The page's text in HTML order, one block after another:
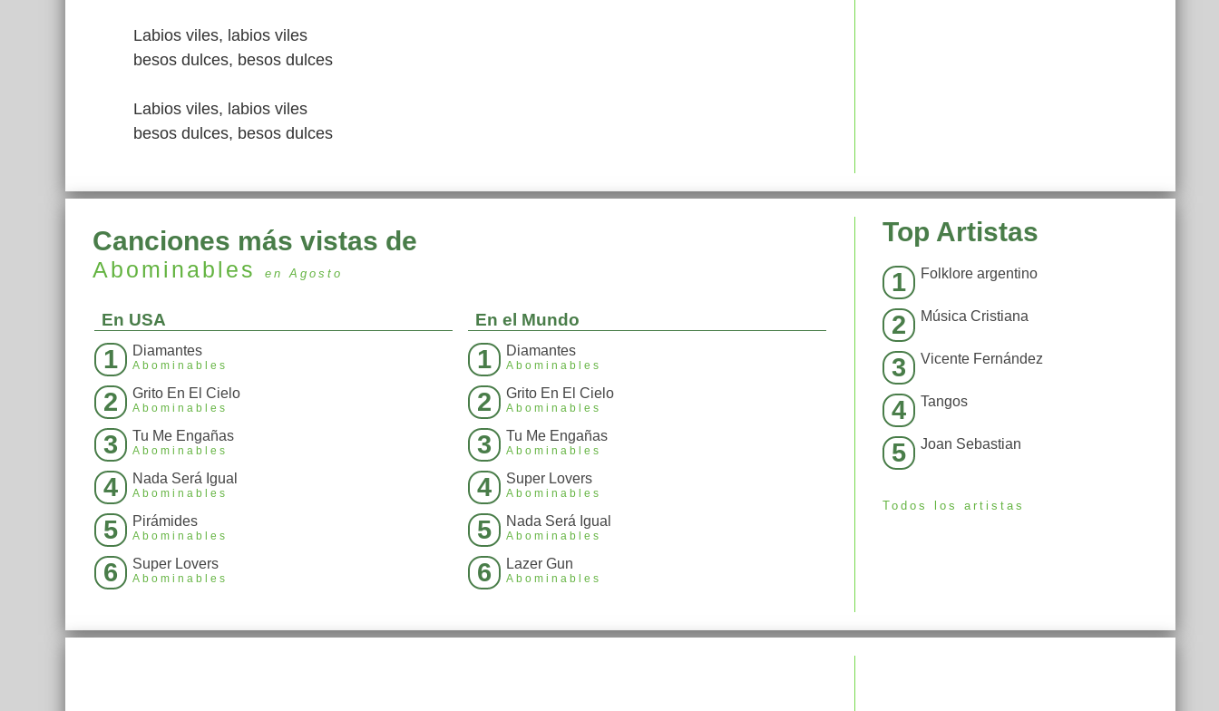
Labios viles, labios viles
besos dulces, besos dulces
Labios viles, labios viles
besos dulces, besos dulces
Canciones más vistas de
Abominables en Agosto
En USA
1 Diamantes
Abominables
2 Grito En El Cielo
Abominables
3 Tu Me Engañas
Abominables
4 Nada Será Igual
Abominables
5 Pirámides
Abominables
6 Super Lovers
Abominables
En el Mundo
1 Diamantes
Abominables
2 Grito En El Cielo
Abominables
3 Tu Me Engañas
Abominables
4 Super Lovers
Abominables
5 Nada Será Igual
Abominables
6 Lazer Gun
Abominables
Top Artistas
1 Folklore argentino
2 Música Cristiana
3 Vicente Fernández
4 Tangos
5 Joan Sebastian
Todos los artistas